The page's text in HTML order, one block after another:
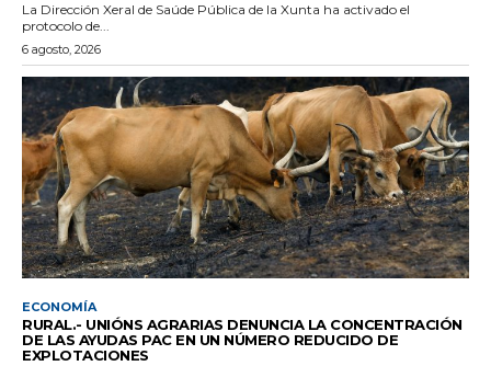
La Dirección Xeral de Saúde Pública de la Xunta ha activado el
protocolo de...
6 agosto, 2026
ECONOMÍA
RURAL.- UNIÓNS AGRARIAS DENUNCIA LA CONCENTRACIÓN
DE LAS AYUDAS PAC EN UN NÚMERO REDUCIDO DE
EXPLOTACIONES